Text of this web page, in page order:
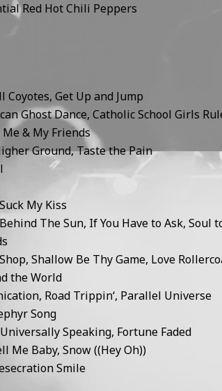
Red Hot Chili Peppers
Coyotes, Get Up and Jump
Ghost Dance, Catholic School Girls
& My Friends
Ground, Taste the Pain
My Kiss
The Sun, If You Have to Ask, Soul
Shallow Be Thy Game, Love
the World
Road Trippin‘, Parallel Universe
Song
Universally Speaking, Fortune Faded
Me Baby, Snow ((Hey Oh))
Smile